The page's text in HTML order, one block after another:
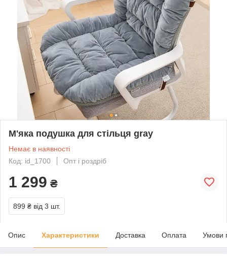
М'яка подушка для стільця gray
Немає в наявності
Код: id_1700
Опт і роздріб
1 299 ₴
899 ₴ від 3 шт.
Опис Характеристики Доставка Оплата Умови